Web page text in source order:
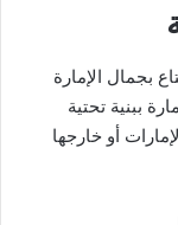
بجمال الإمارة
ببنية تحتية
أو خارجها